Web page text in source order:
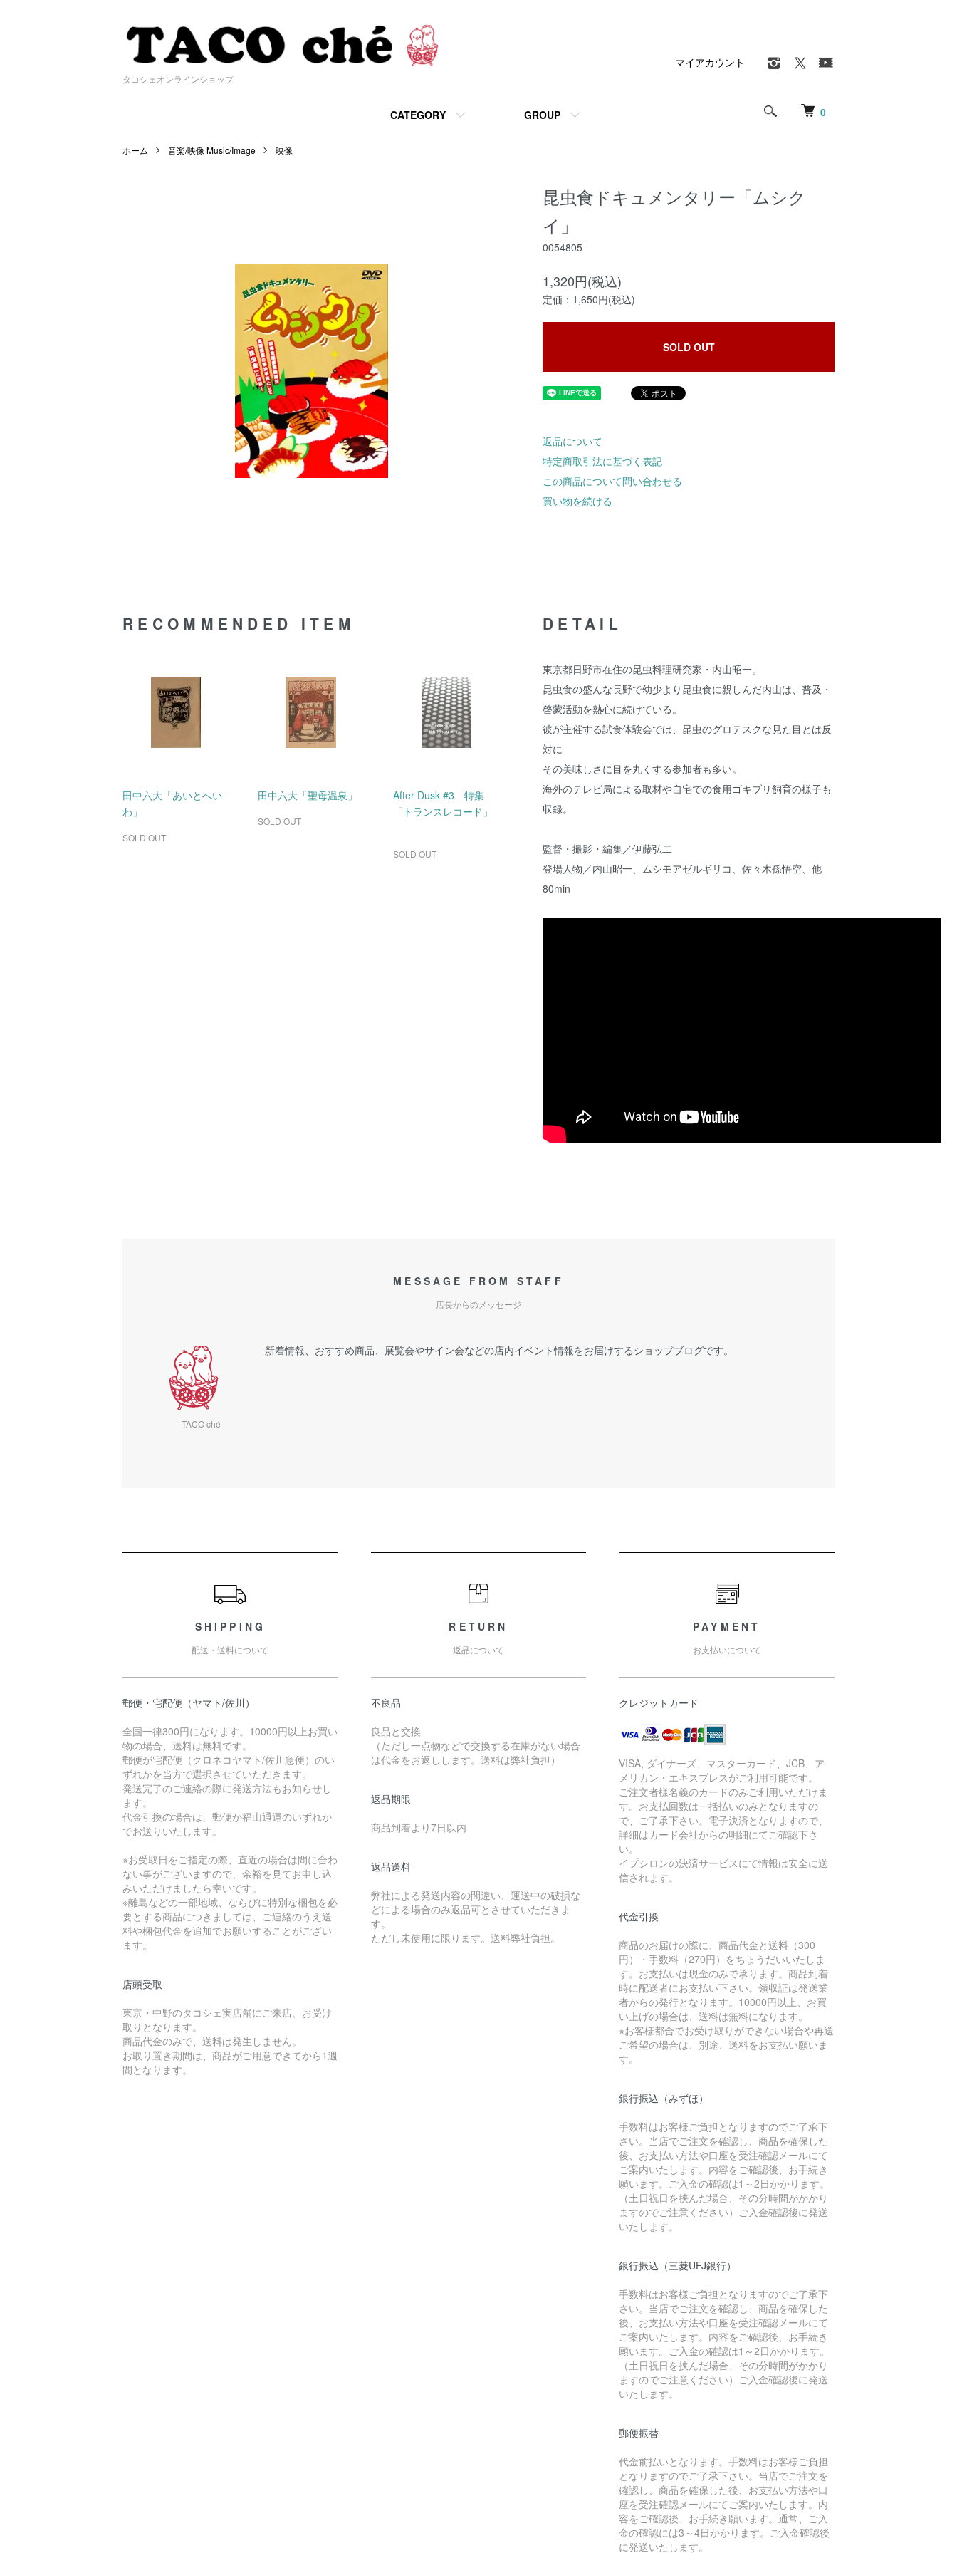
タコシェオンラインショップ
0
CATEGORY GROUP
マイアカウント
ホーム 音楽/映像 Music/Image 映像
昆虫食ドキュメンタリー「ムシク
イ」
0054805
1,320円(税込)
定価：1,650円(税込)
SOLD OUT
返品について
特定商取引法に基づく表記
この商品について問い合わせる
買い物を続ける
DETAIL
東京都日野市在住の昆虫料理研究家・内山昭一。
昆虫食の盛んな長野で幼少より昆虫食に親しんだ内山は、普及・
啓蒙活動を熱心に続けている。
彼が主催する試食体験会では、昆虫のグロテスクな見た目とは反
対に
その美味しさに目を丸くする参加者も多い。
海外のテレビ局による取材や自宅での食用ゴキブリ飼育の様子も
収録。
監督・撮影・編集／伊藤弘二
登場人物／内山昭一、ムシモアゼルギリコ、佐々木孫悟空、他
80min
RECOMMENDED ITEM
田中六大「あいとへい
わ」
SOLD OUT
田中六大「聖母温泉」
SOLD OUT
After Dusk #3 特集
「トランスレコード」
SOLD OUT
MESSAGE FROM STAFF
店長からのメッセージ
TACO ché
新着情報、おすすめ商品、展覧会やサイン会などの店内イベント情報をお届けするショップブログです。
SHIPPING
配送・送料について
郵便・宅配便（ヤマト/佐川）
全国一律300円になります。10000円以上お買い
物の場合、送料は無料です。
郵便が宅配便（クロネコヤマト/佐川急便）のい
ずれかを当方で選択させていただきます。
発送完了のご連絡の際に発送方法もお知らせし
ます。
代金引換の場合は、郵便か福山通運のいずれか
でお送りいたします。
※お受取日をご指定の際、直近の場合は間に合わ
ない事がございますので、余裕を見てお申し込
みいただけましたら幸いです。
※離島などの一部地域、ならびに特別な梱包を必
要とする商品につきましては、ご連絡のうえ送
料や梱包代金を追加でお願いすることがござい
ます。
店頭受取
東京・中野のタコシェ実店舗にご来店、お受け
取りとなります。
商品代金のみで、送料は発生しません。
お取り置き期間は、商品がご用意できてから1週
間となります。
RETURN
返品について
不良品
良品と交換
（ただし一点物などで交換する在庫がない場合
は代金をお返しします。送料は弊社負担）
返品期限
商品到着より7日以内
返品送料
弊社による発送内容の間違い、運送中の破損な
どによる場合のみ返品可とさせていただきま
す。
ただし未使用に限ります。送料弊社負担。
PAYMENT
お支払いについて
クレジットカード
VISA, ダイナーズ、マスターカード、JCB、ア
メリカン・エキスプレスがご利用可能です。
ご注文者様名義のカードのみご利用いただけま
す。お支払回数は一括払いのみとなりますの
で、ご了承下さい。電子決済となりますので、
詳細はカード会社からの明細にてご確認下さ
い。
イプシロンの決済サービスにて情報は安全に送
信されます。
代金引換
商品のお届けの際に、商品代金と送料（300
円）・手数料（270円）をちょうだいいたしま
す。お支払いは現金のみで承ります。商品到着
時に配送者にお支払い下さい。領収証は発送業
者からの発行となります。10000円以上、お買
い上げの場合は、送料は無料になります。
※お客様都合でお受け取りができない場合や再送
ご希望の場合は、別途、送料をお支払い願いま
す。
銀行振込（みずほ）
手数料はお客様ご負担となりますのでご了承下
さい。当店でご注文を確認し、商品を確保した
後、お支払い方法や口座を受注確認メールにて
ご案内いたします。内容をご確認後、お手続き
願います。ご入金の確認は1～2日かかります。
（土日祝日を挟んだ場合、その分時間がかかり
ますのでご注意ください）ご入金確認後に発送
いたします。
銀行振込（三菱UFJ銀行）
手数料はお客様ご負担となりますのでご了承下
さい。当店でご注文を確認し、商品を確保した
後、お支払い方法や口座を受注確認メールにて
ご案内いたします。内容をご確認後、お手続き
願います。ご入金の確認は1～2日かかります。
（土日祝日を挟んだ場合、その分時間がかかり
ますのでご注意ください）ご入金確認後に発送
いたします。
郵便振替
代金前払いとなります。手数料はお客様ご負担
となりますのでご了承下さい。当店でご注文を
確認し、商品を確保した後、お支払い方法や口
座を受注確認メールにてご案内いたします。内
容をご確認後、お手続き願います。通常、ご入
金の確認には3～4日かかります。ご入金確認後
に発送いたします。